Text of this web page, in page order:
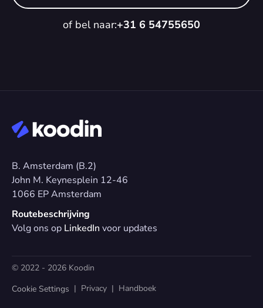
of bel naar:+31 6 54755650
B. Amsterdam (B.2)
John M. Keynesplein 12-46
1066 EP Amsterdam
Routebeschrijving
Volg ons op LinkedIn voor updates
© 2022 - 2026 Koodin
Cookie Settings
  |
Privacy
  |
Handboek